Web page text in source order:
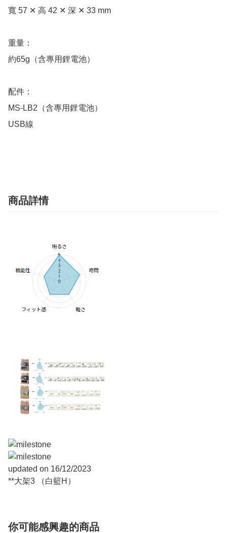
寬 57 ✕ 高 42 ✕ 深 ✕ 33 mm
重量：
約65g（含專用鋰電池）
配件：
MS-LB2（含專用鋰電池）
USB線
商品詳情
updated on 16/12/2023
**大架3 （白籃H）
你可能感興趣的商品